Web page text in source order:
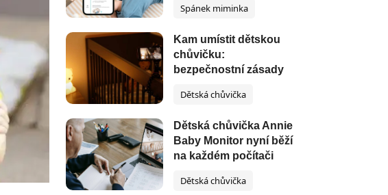
Spánek miminka
Kam umístit dětskou
chůvičku:
bezpečnostní zásady
Dětská chůvička
Dětská chůvička Annie
Baby Monitor nyní běží
na každém počítači
Dětská chůvička